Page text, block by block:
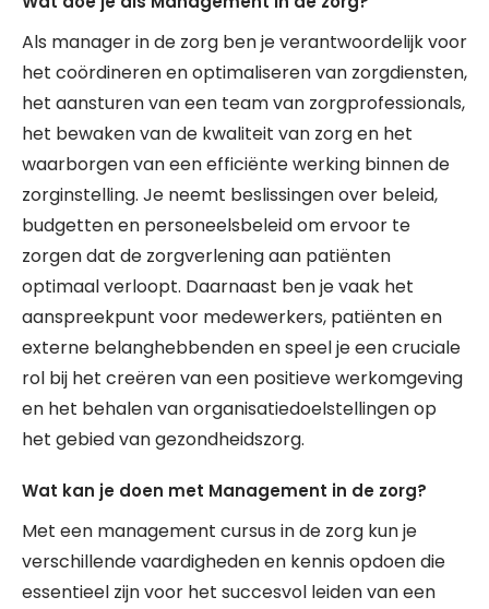
Als manager in de zorg ben je verantwoordelijk voor
het coördineren en optimaliseren van zorgdiensten,
het aansturen van een team van zorgprofessionals,
het bewaken van de kwaliteit van zorg en het
waarborgen van een efficiënte werking binnen de
zorginstelling. Je neemt beslissingen over beleid,
budgetten en personeelsbeleid om ervoor te
zorgen dat de zorgverlening aan patiënten
optimaal verloopt. Daarnaast ben je vaak het
aanspreekpunt voor medewerkers, patiënten en
externe belanghebbenden en speel je een cruciale
rol bij het creëren van een positieve werkomgeving
en het behalen van organisatiedoelstellingen op
het gebied van gezondheidszorg.
Wat kan je doen met Management in de zorg?
Met een management cursus in de zorg kun je
verschillende vaardigheden en kennis opdoen die
essentieel zijn voor het succesvol leiden van een